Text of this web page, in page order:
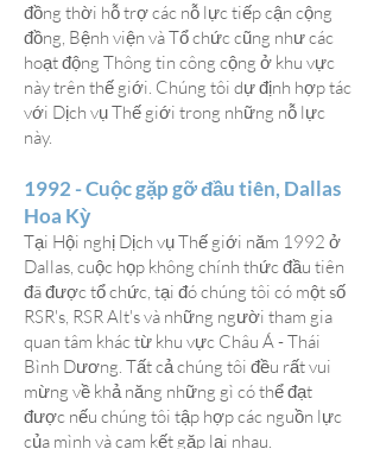
đồng thời hỗ trợ các nỗ lực tiếp cận cộng
đồng, Bệnh viện và Tổ chức cũng như các
hoạt động Thông tin công cộng ở khu vực
này trên thế giới. Chúng tôi dự định hợp tác
với Dịch vụ Thế giới trong những nỗ lực
này.
1992 - Cuộc gặp gỡ đầu tiên, Dallas
Hoa Kỳ
Tại Hội nghị Dịch vụ Thế giới năm 1992 ở
Dallas, cuộc họp không chính thức đầu tiên
đã được tổ chức, tại đó chúng tôi có một số
RSR's, RSR Alt's và những người tham gia
quan tâm khác từ khu vực Châu Á - Thái
Bình Dương. Tất cả chúng tôi đều rất vui
mừng về khả năng những gì có thể đạt
được nếu chúng tôi tập hợp các nguồn lực
của mình và cam kết gặp lại nhau.